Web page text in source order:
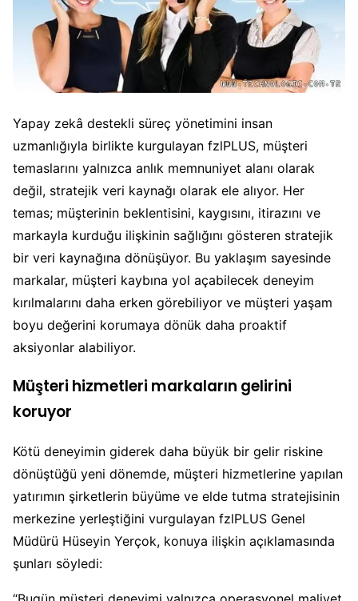
Yapay zekâ destekli süreç yönetimini insan
uzmanlığıyla birlikte kurgulayan fzlPLUS, müşteri
temaslarını yalnızca anlık memnuniyet alanı olarak
değil, stratejik veri kaynağı olarak ele alıyor. Her
temas; müşterinin beklentisini, kaygısını, itirazını ve
markayla kurduğu ilişkinin sağlığını gösteren stratejik
bir veri kaynağına dönüşüyor. Bu yaklaşım sayesinde
markalar, müşteri kaybına yol açabilecek deneyim
kırılmalarını daha erken görebiliyor ve müşteri yaşam
boyu değerini korumaya dönük daha proaktif
aksiyonlar alabiliyor.
Müşteri hizmetleri markaların gelirini
koruyor
Kötü deneyimin giderek daha büyük bir gelir riskine
dönüştüğü yeni dönemde, müşteri hizmetlerine yapılan
yatırımın şirketlerin büyüme ve elde tutma stratejisinin
merkezine yerleştiğini vurgulayan fzlPLUS Genel
Müdürü Hüseyin Yerçok, konuya ilişkin açıklamasında
şunları söyledi: